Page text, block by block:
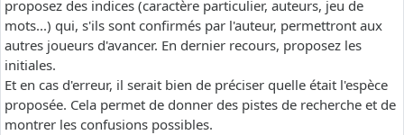
proposez des indices (caractère particulier, auteurs, jeu de
mots...) qui, s'ils sont confirmés par l'auteur, permettront aux
autres joueurs d'avancer. En dernier recours, proposez les
initiales.
Et en cas d'erreur, il serait bien de préciser quelle était l'espèce
proposée. Cela permet de donner des pistes de recherche et de
montrer les confusions possibles.